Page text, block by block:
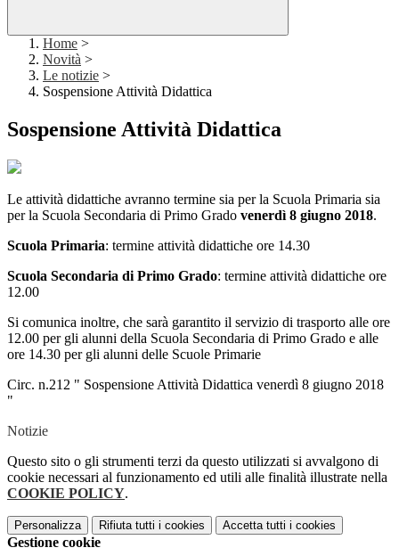
Home >
Novità >
Le notizie >
Sospensione Attività Didattica
Sospensione Attività Didattica
Le attività didattiche avranno termine sia per la Scuola Primaria sia
per la Scuola Secondaria di Primo Grado venerdì 8 giugno 2018.
Scuola Primaria: termine attività didattiche ore 14.30
Scuola Secondaria di Primo Grado: termine attività didattiche ore
12.00
Si comunica inoltre, che sarà garantito il servizio di trasporto alle ore
12.00 per gli alunni della Scuola Secondaria di Primo Grado e alle
ore 14.30 per gli alunni delle Scuole Primarie
Circ. n.212 " Sospensione Attività Didattica venerdì 8 giugno 2018
"
Notizie
Questo sito o gli strumenti terzi da questo utilizzati si avvalgono di
cookie necessari al funzionamento ed utili alle finalità illustrate nella
COOKIE POLICY.
Personalizza Rifiuta tutti i cookies Accetta tutti i cookies
Gestione cookie